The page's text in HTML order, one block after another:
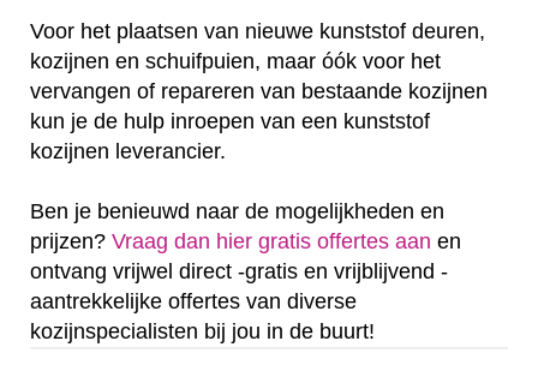
Voor het plaatsen van nieuwe kunststof deuren,
kozijnen en schuifpuien, maar óók voor het
vervangen of repareren van bestaande kozijnen
kun je de hulp inroepen van een kunststof
kozijnen leverancier.
Ben je benieuwd naar de mogelijkheden en
prijzen? Vraag dan hier gratis offertes aan en
ontvang vrijwel direct -gratis en vrijblijvend -
aantrekkelijke offertes van diverse
kozijnspecialisten bij jou in de buurt!